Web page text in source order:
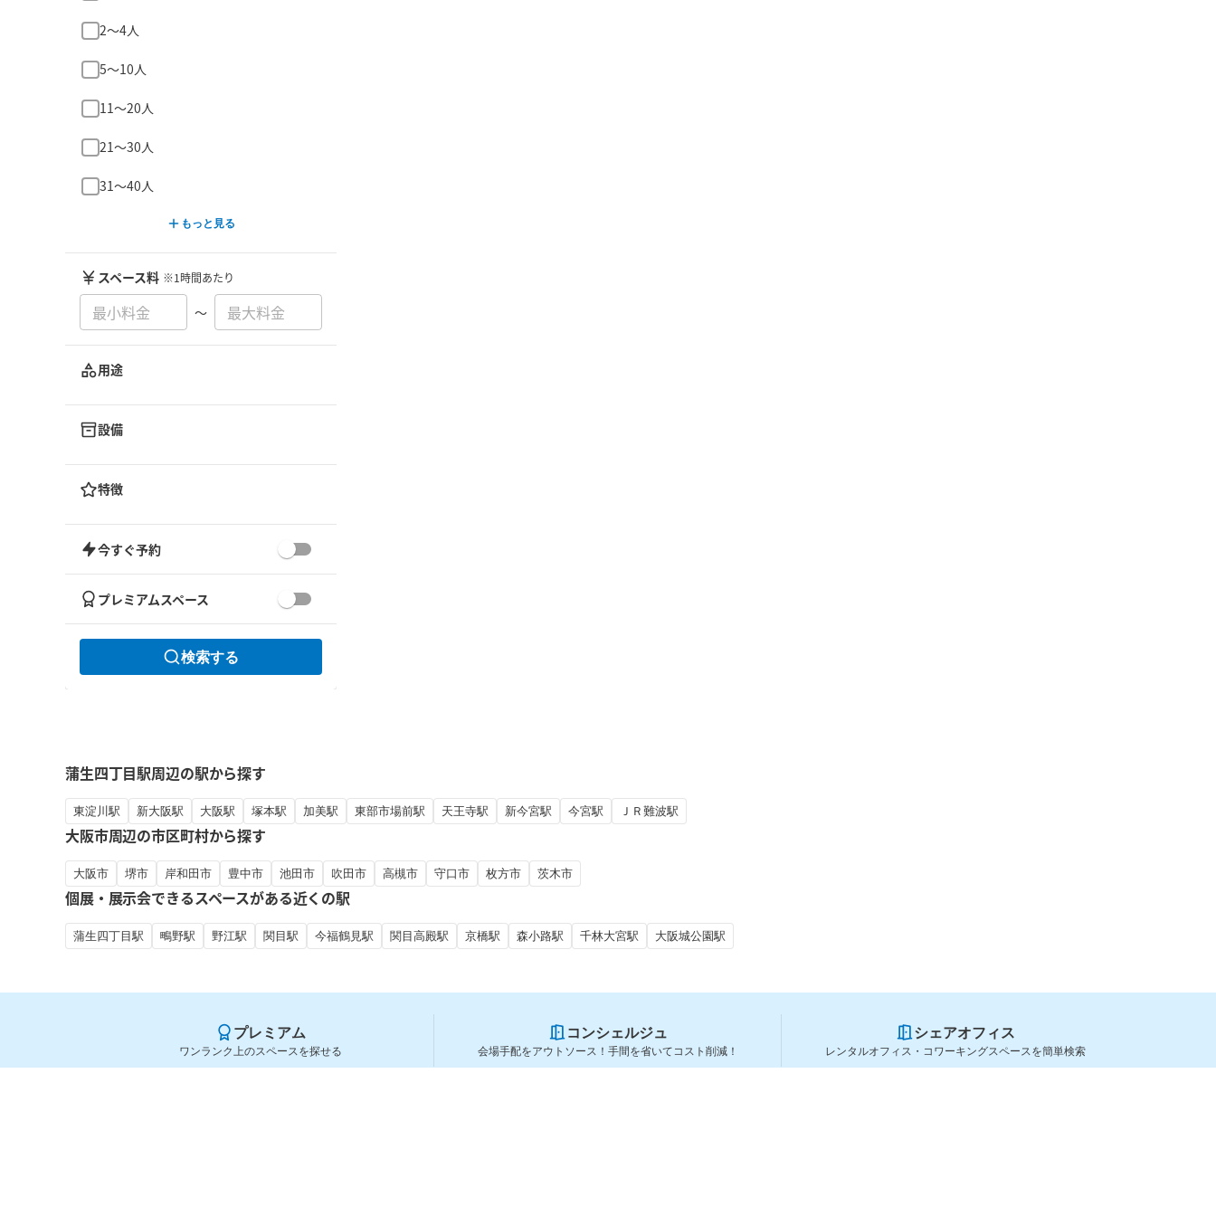
2〜4人
5〜10人
11〜20人
21〜30人
31〜40人
もっと見る
スペース料 ※1時間あたり
〜
用途
設備
特徴
今すぐ予約
プレミアムスペース
検索する
蒲生四丁目駅周辺の駅から探す
東淀川駅 新大阪駅 大阪駅 塚本駅 加美駅 東部市場前駅 天王寺駅 新今宮駅 今宮駅 ＪＲ難波駅
大阪市周辺の市区町村から探す
大阪市 堺市 岸和田市 豊中市 池田市 吹田市 高槻市 守口市 枚方市 茨木市
個展・展示会できるスペースがある近くの駅
蒲生四丁目駅 鴫野駅 野江駅 関目駅 今福鶴見駅 関目高殿駅 京橋駅 森小路駅 千林大宮駅 大阪城公園駅
プレミアム
ワンランク上のスペースを探せる
コンシェルジュ
会場手配をアウトソース！手間を省いてコスト削減！
シェアオフィス
レンタルオフィス・コワーキングスペースを簡単検索